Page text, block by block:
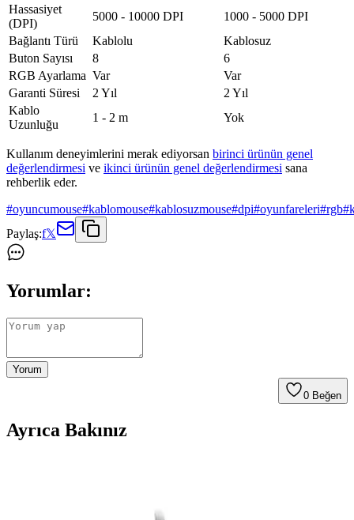
Hassasiyet
(DPI)
5000 - 10000 DPI
1000 - 5000 DPI
Bağlantı Türü
Kablolu
Kablosuz
Buton Sayısı
8
6
RGB Ayarlama Var
Var
Garanti Süresi
2 Yıl
2 Yıl
Kablo
Uzunluğu
1 - 2 m Yok
Kullanım deneyimlerini merak ediyorsan birinci ürünün genel
değerlendirmesi ve ikinci ürünün genel değerlendirmesi sana
rehberlik eder.
#oyuncumouse#kablomouse#kablosuzmouse#dpi#oyunfareleri#rgb#
Paylaş:f𝕏
Yorumlar:
Yorum
0 Beğen
Ayrıca Bakınız